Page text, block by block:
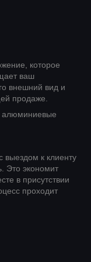
которое
ваш
внешний вид и
продаже.
алюминиевые
к клиенту
Это экономит
в присутствии
проходит